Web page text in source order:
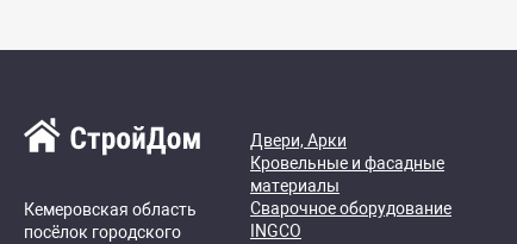
Кемеровская область
посёлок городского
Двери, Арки
Кровельные и фасадные
материалы
Сварочное оборудование
INGCO